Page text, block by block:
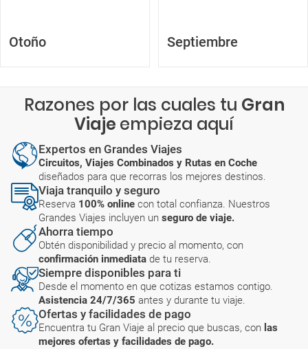
Otoño Septiembre
Razones por las cuales tu Gran
Viaje empieza aquí
Expertos en Grandes Viajes
Circuitos, Viajes Combinados y Rutas en Coche
diseñados para que recorras los mejores destinos.
Viaja tranquilo y seguro
Reserva 100% online con total confianza. Nuestros
Grandes Viajes incluyen un seguro de viaje.
Ahorra tiempo
Obtén disponibilidad y precio al momento, con
confirmación inmediata de tu reserva.
Siempre disponibles para ti
Desde el momento en que cotizas estamos contigo.
Asistencia 24/7/365 antes y durante tu viaje.
Ofertas y facilidades de pago
Encuentra tu Gran Viaje al precio que buscas, con las
mejores ofertas y facilidades de pago.